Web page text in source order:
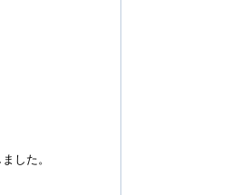
した。